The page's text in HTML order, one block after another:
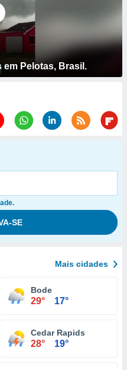
Pelotas, Brasil.
Mais cidades
Bode
29° 17°
Cedar Rapids
28° 19°